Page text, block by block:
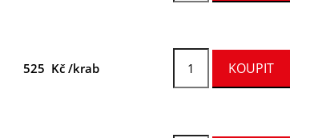
525 Kč /krab